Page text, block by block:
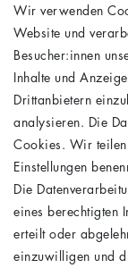
Widerrufs­recht
Widerrufs­formular
Impressum
AGB
STAY
UNSER
Wir verwenden
Website und
Besucher:innen
Inhalte und
Drittanbietern
analysieren. Die
Cookies. Wir
Einstellungen
Die
eines berechtigten
erteilt oder
einzuwilligen und